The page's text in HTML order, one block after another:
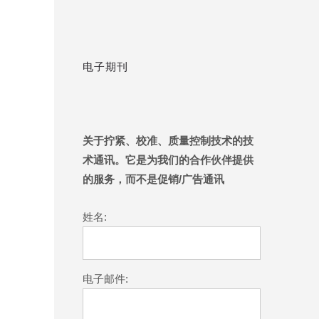
电子期刊
关于拧紧、校准、质量控制技术的技
术通讯。它是为我们的合作伙伴提供
的服务，而不是促销/广告通讯
姓名:
电子邮件: